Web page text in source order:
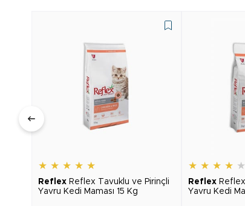
★ ★ ★ ★ ★
Reflex Reflex Tavuklu ve Pirinçli
Yavru Kedi Maması 15 Kg
★ ★ ★ ★ ★
Reflex
Yavru Kedi